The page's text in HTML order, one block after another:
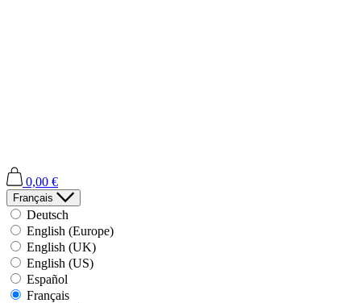
0,00 €
Français
Deutsch
English (Europe)
English (UK)
English (US)
Español
Français